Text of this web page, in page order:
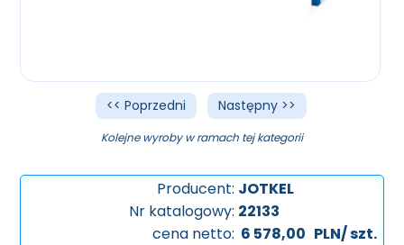
<< Poprzedni Następny >>
Kolejne wyroby w ramach tej kategorii
Producent: JOTKEL
Nr katalogowy: 22133
cena netto: 6 578,00 PLN/ szt.